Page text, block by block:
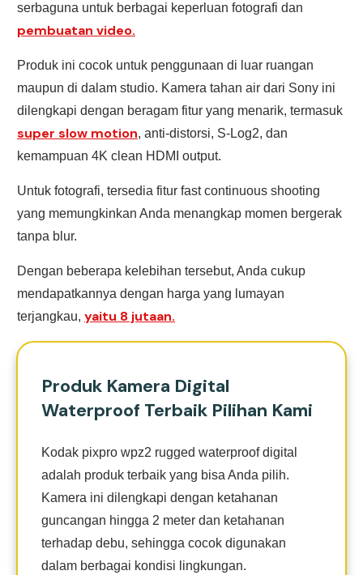
serbaguna untuk berbagai keperluan fotografi dan
pembuatan video.
Produk ini cocok untuk penggunaan di luar ruangan
maupun di dalam studio. Kamera tahan air dari Sony ini
dilengkapi dengan beragam fitur yang menarik, termasuk
super slow motion, anti-distorsi, S-Log2, dan
kemampuan 4K clean HDMI output.
Untuk fotografi, tersedia fitur fast continuous shooting
yang memungkinkan Anda menangkap momen bergerak
tanpa blur.
Dengan beberapa kelebihan tersebut, Anda cukup
mendapatkannya dengan harga yang lumayan
terjangkau, yaitu 8 jutaan.
Produk Kamera Digital
Waterproof Terbaik Pilihan Kami
Kodak pixpro wpz2 rugged waterproof digital
adalah produk terbaik yang bisa Anda pilih.
Kamera ini dilengkapi dengan ketahanan
guncangan hingga 2 meter dan ketahanan
terhadap debu, sehingga cocok digunakan
dalam berbagai kondisi lingkungan.